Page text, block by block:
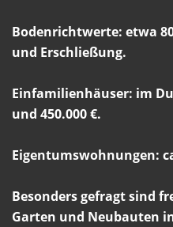
Bodenrichtwerte: etwa
und Erschließung.
Einfamilienhäuser: im
und 450.000 €.
Eigentumswohnungen:
Besonders gefragt sind
Garten und Neubauten